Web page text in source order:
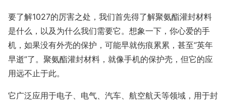
要了解1027的厉害之处，我们首先得了解聚氨酯灌封材料
是什么，以及为什么我们需要它。想象一下，你心爱的手
机，如果没有外壳的保护，可能早就伤痕累累，甚至“英年
早逝”了。聚氨酯灌封材料，就像手机的保护壳，但它的应
用远不止于此。
它广泛应用于电子、电气、汽车、航空航天等领域，用于封